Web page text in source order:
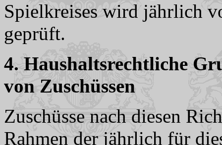
Spielkreises wird jährlich
geprüft.
4. Haushaltsrechtliche
von Zuschüssen
Zuschüsse nach diesen
Rahmen der jährlich für